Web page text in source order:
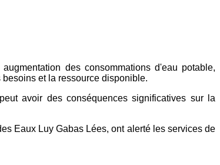
des consommations d'eau potable,
et la ressource disponible.
avoir des conséquences significatives sur la
Eaux Luy Gabas Lées, ont alerté les services de